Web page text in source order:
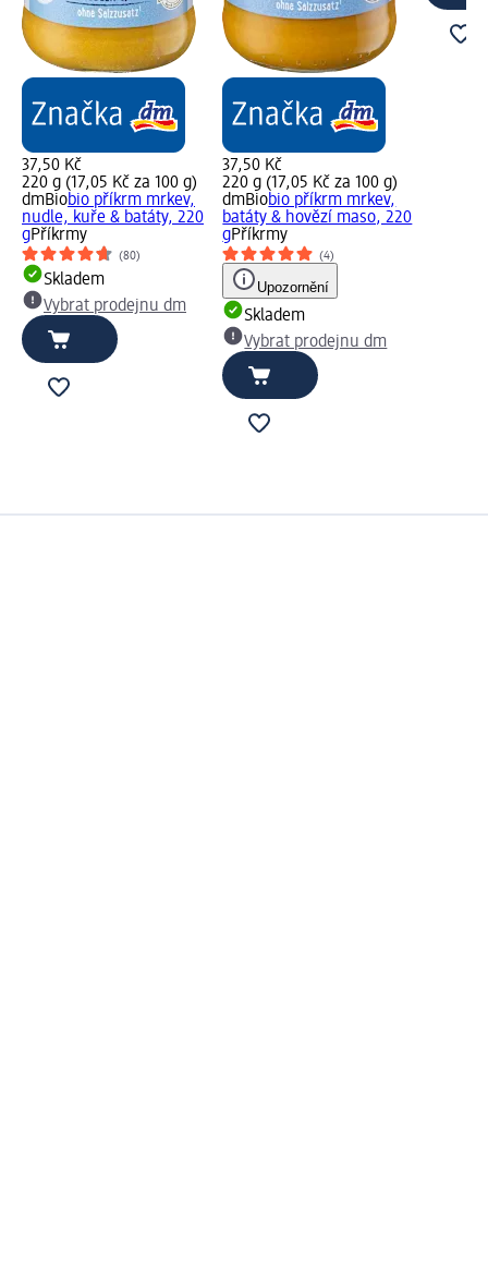
37,50 Kč
220 g (17,05 Kč za 100 g)
dmBiobio příkrm mrkev,
nudle, kuře & batáty, 220
gPříkrmy
(80)
Skladem
Vybrat prodejnu dm
37,50 Kč
220 g (17,05 Kč za 100 g)
dmBiobio příkrm mrkev,
batáty & hovězí maso, 220
gPříkrmy
(4)
Upozornění
Skladem
Vybrat prodejnu dm